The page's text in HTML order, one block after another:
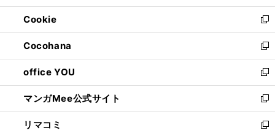
開
く
ウ
で
開
く
ン
ド
ウ
で
開
く
ウ
ィ
ン
ド
ウ
で
開
く
Cookie
新
し
い
ウ
ィ
ン
ド
ウ
で
Cocohana
新
し
い
ウ
ィ
ン
ド
office YOU
新
し
い
ウ
ィ
マンガMee公式サイト
新
し
い
リマコミ
新